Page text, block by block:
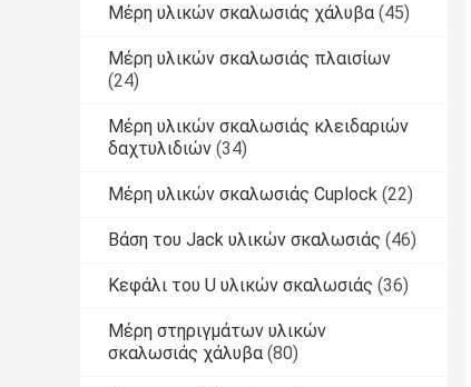
Μέρη υλικών σκαλωσιάς χάλυβα (45)
Μέρη υλικών σκαλωσιάς πλαισίων
(24)
Μέρη υλικών σκαλωσιάς κλειδαριών
δαχτυλιδιών (34)
Μέρη υλικών σκαλωσιάς Cuplock (22)
Βάση του Jack υλικών σκαλωσιάς (46)
Κεφάλι του U υλικών σκαλωσιάς (36)
Μέρη στηριγμάτων υλικών
σκαλωσιάς χάλυβα (80)